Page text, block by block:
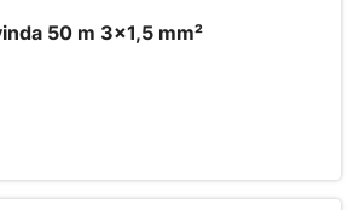
50 m 3x1,5 mm²